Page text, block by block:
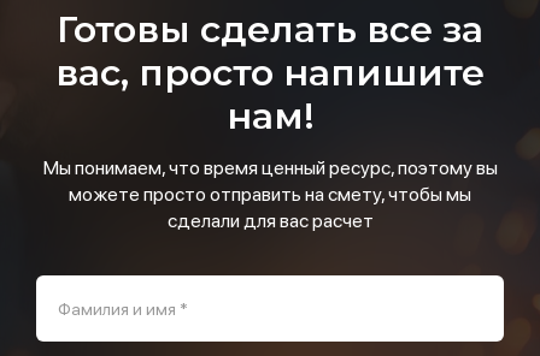
Готовы сделать все за
вас, просто напишите
нам!
Мы понимаем, что время ценный ресурс, поэтому вы
можете просто отправить на смету, чтобы мы
сделали для вас расчет
Фамилия и имя *